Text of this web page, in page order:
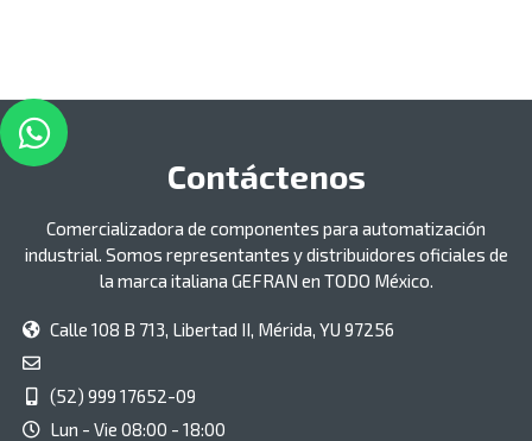
Contáctenos
Comercializadora de componentes para automatización
industrial. Somos representantes y distribuidores oficiales de
la marca italiana GEFRAN en TODO México.
Calle 108 B 713, Libertad II, Mérida, YU 97256
(52) 999 17652-09
Lun - Vie 08:00 - 18:00